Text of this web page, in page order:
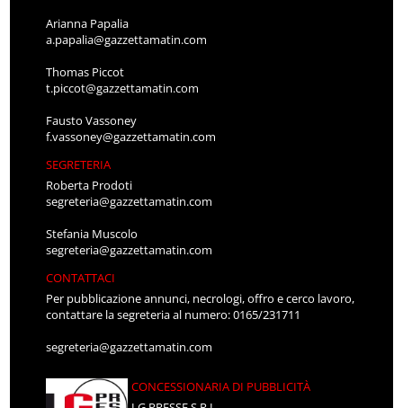
Arianna Papalia
a.papalia@gazzettamatin.com
Thomas Piccot
t.piccot@gazzettamatin.com
Fausto Vassoney
f.vassoney@gazzettamatin.com
SEGRETERIA
Roberta Prodoti
segreteria@gazzettamatin.com
Stefania Muscolo
segreteria@gazzettamatin.com
CONTATTACI
Per pubblicazione annunci, necrologi, offro e cerco lavoro,
contattare la segreteria al numero: 0165/231711
segreteria@gazzettamatin.com
CONCESSIONARIA DI PUBBLICITÀ